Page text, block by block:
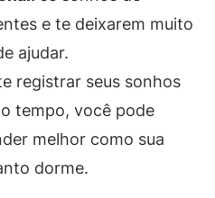
e te deixarem muito
ajudar.
registrar seus sonhos
tempo, você pode
melhor como sua
dorme.